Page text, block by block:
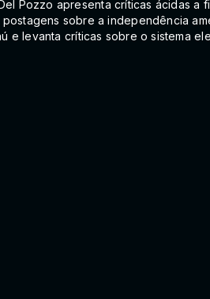
Pozzo apresenta críticas ácidas a
sobre a independência
e levanta críticas sobre o sistema